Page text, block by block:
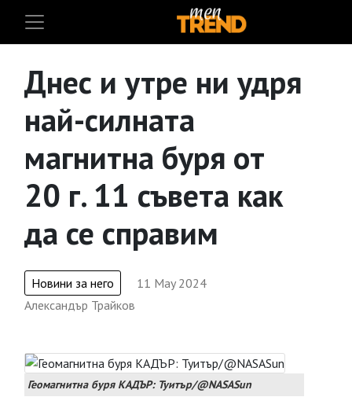
Днес и утре ни удря
най-силната
магнитна буря от
20 г. 11 съвета как
да се справим
Новини за него
11 May 2024
Александър Трайков
Геомагнитна буря КАДЪР: Туитър/@NASASun